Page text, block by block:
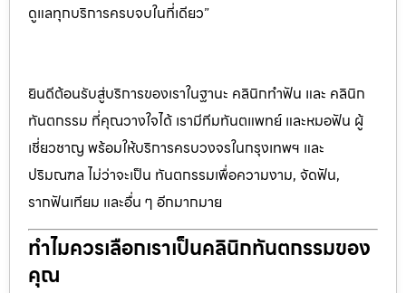
ดูแลทุกบริการครบจบในที่เดียว”
ยินดีต้อนรับสู่บริการของเราในฐานะ คลินิกทำฟัน และ คลินิก
ทันตกรรม ที่คุณวางใจได้ เรามีทีมทันตแพทย์ และหมอฟัน ผู้
เชี่ยวชาญ พร้อมให้บริการครบวงจรในกรุงเทพฯ และ
ปริมณฑล ไม่ว่าจะเป็น ทันตกรรมเพื่อความงาม, จัดฟัน,
รากฟันเทียม และอื่น ๆ อีกมากมาย
ทำไมควรเลือกเราเป็นคลินิกทันตกรรมของ
คุณ